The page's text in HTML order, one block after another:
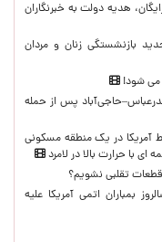
۲۰۰ گیگ اینترنت رایگان، هدیه دولت به خبرنگاران
بازنشستگی زنان و مردان
می شود!
پس از حمله
آمریکا در یک منطقه مسکونی
قطعات تقلبی نشویم؟
بمباران اتمی آمریکا علیه